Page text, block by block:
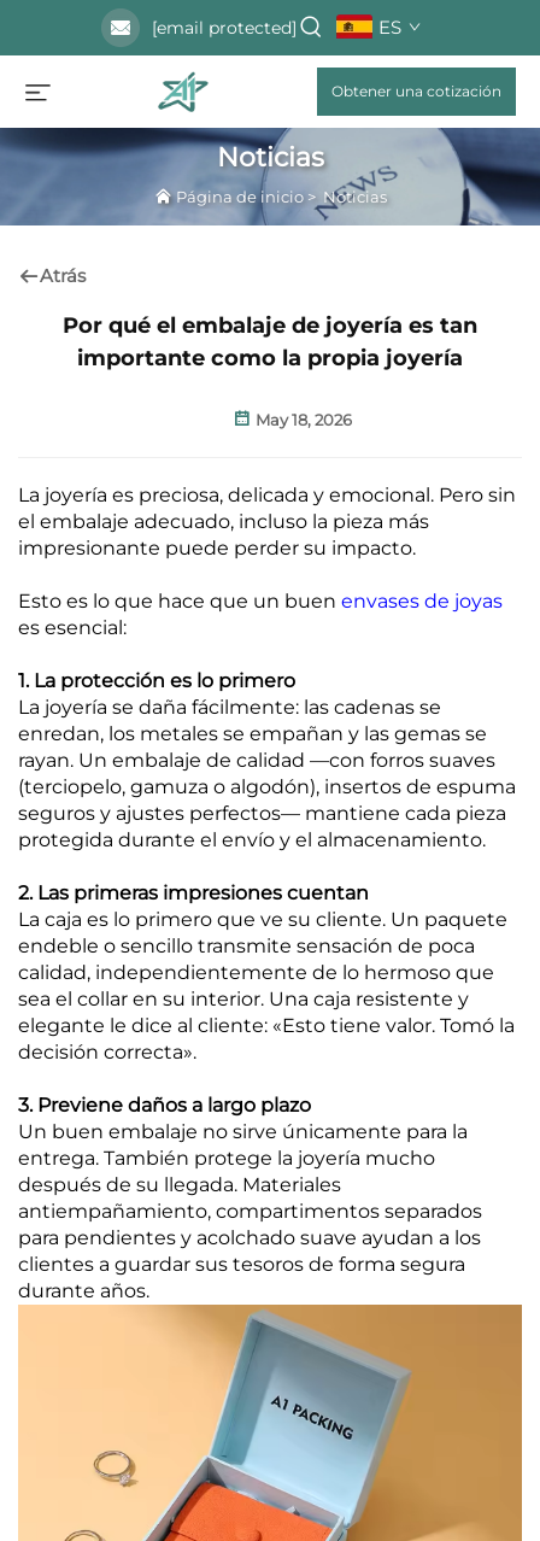
[email protected] ES
Obtener una cotización
Noticias
Página de inicio> Noticias
Atrás
Por qué el embalaje de joyería es tan
importante como la propia joyería
May 18, 2026
La joyería es preciosa, delicada y emocional. Pero sin
el embalaje adecuado, incluso la pieza más
impresionante puede perder su impacto.
Esto es lo que hace que un buen envases de joyas
es esencial:
1. La protección es lo primero
La joyería se daña fácilmente: las cadenas se
enredan, los metales se empañan y las gemas se
rayan. Un embalaje de calidad —con forros suaves
(terciopelo, gamuza o algodón), insertos de espuma
seguros y ajustes perfectos— mantiene cada pieza
protegida durante el envío y el almacenamiento.
2. Las primeras impresiones cuentan
La caja es lo primero que ve su cliente. Un paquete
endeble o sencillo transmite sensación de poca
calidad, independientemente de lo hermoso que
sea el collar en su interior. Una caja resistente y
elegante le dice al cliente: «Esto tiene valor. Tomó la
decisión correcta».
3. Previene daños a largo plazo
Un buen embalaje no sirve únicamente para la
entrega. También protege la joyería mucho
después de su llegada. Materiales
antiempañamiento, compartimentos separados
para pendientes y acolchado suave ayudan a los
clientes a guardar sus tesoros de forma segura
durante años.